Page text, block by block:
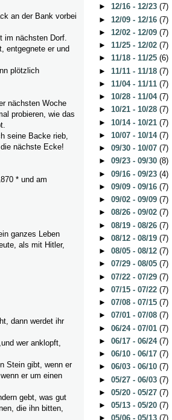
an der Bank vorbei
im nächsten Dorf.
entgegnete er und
plötzlich
nächsten Woche
probieren, wie das
seine Backe rieb,
nächste Ecke!
* und am
ganzes Leben
als mit Hitler,
dann werdet ihr
wer anklopft,
Stein gibt, wenn er
er um einen
gebt, was gut
die ihn bitten,
► 12/16 - 12/23 (7)
► 12/09 - 12/16 (7)
► 12/02 - 12/09 (7)
► 11/25 - 12/02 (7)
► 11/18 - 11/25 (6)
► 11/11 - 11/18 (7)
► 11/04 - 11/11 (7)
► 10/28 - 11/04 (7)
► 10/21 - 10/28 (7)
► 10/14 - 10/21 (7)
► 10/07 - 10/14 (7)
► 09/30 - 10/07 (7)
► 09/23 - 09/30 (8)
► 09/16 - 09/23 (4)
► 09/09 - 09/16 (7)
► 09/02 - 09/09 (7)
► 08/26 - 09/02 (7)
► 08/19 - 08/26 (7)
► 08/12 - 08/19 (7)
► 08/05 - 08/12 (7)
► 07/29 - 08/05 (7)
► 07/22 - 07/29 (7)
► 07/15 - 07/22 (7)
► 07/08 - 07/15 (7)
► 07/01 - 07/08 (7)
► 06/24 - 07/01 (7)
► 06/17 - 06/24 (7)
► 06/10 - 06/17 (7)
► 06/03 - 06/10 (7)
► 05/27 - 06/03 (7)
► 05/20 - 05/27 (7)
► 05/13 - 05/20 (7)
► 05/06 - 05/13 (7)